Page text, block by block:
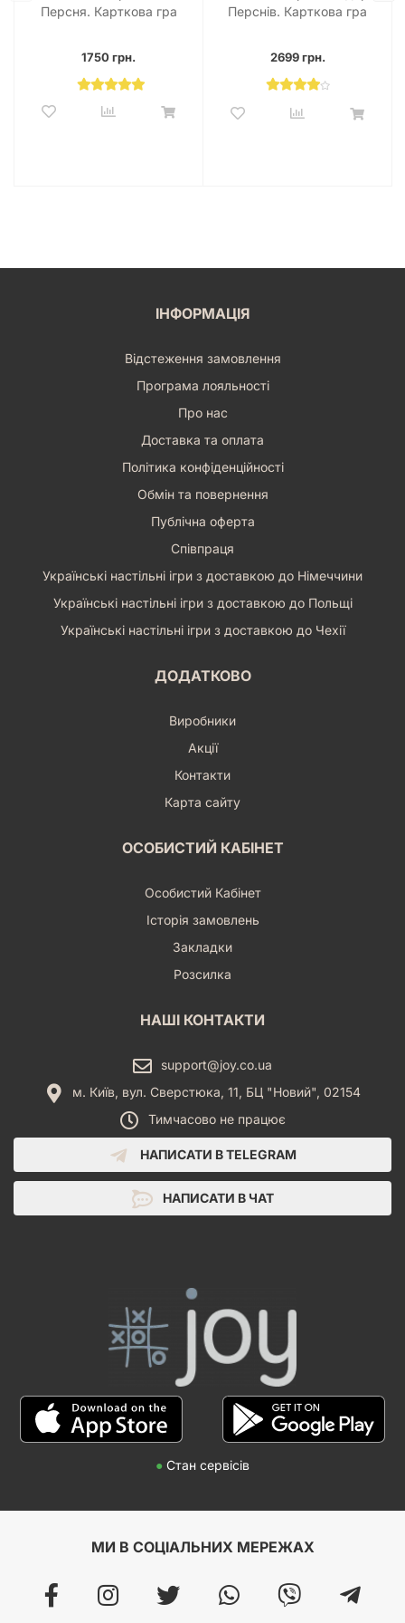
Персня. Карткова гра
1750 грн.
Перснів. Карткова гра
2699 грн.
ІНФОРМАЦІЯ
Відстеження замовлення
Програма лояльності
Про нас
Доставка та оплата
Політика конфіденційності
Обмін та повернення
Публічна оферта
Співпраця
Українські настільні ігри з доставкою до Німеччини
Українські настільні ігри з доставкою до Польщі
Українські настільні ігри з доставкою до Чехії
ДОДАТКОВО
Виробники
Акції
Контакти
Карта сайту
ОСОБИСТИЙ КАБІНЕТ
Особистий Кабінет
Історія замовлень
Закладки
Розсилка
НАШІ КОНТАКТИ
support@joy.co.ua
м. Київ, вул. Сверстюка, 11, БЦ "Новий", 02154
Тимчасово не працює
НАПИСАТИ В TELEGRAM
НАПИСАТИ В ЧАТ
● Стан сервісів
МИ В СОЦІАЛЬНИХ МЕРЕЖАХ